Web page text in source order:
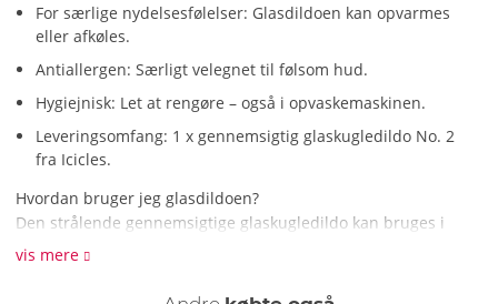
For særlige nydelsesfølelser: Glasdildoen kan opvarmes
eller afkøles.
Antiallergen: Særligt velegnet til følsom hud.
Hygiejnisk: Let at rengøre – også i opvaskemaskinen.
Leveringsomfang: 1 x gennemsigtig glaskugledildo No. 2
fra Icicles.
Hvordan bruger jeg glasdildoen?
Den strålende gennemsigtige glaskugledildo kan bruges i
begge ender. De ni kugler, der bliver større og mindre,
fornemmelse kan dette smykke også let opvarmes i vandbad
vis mere